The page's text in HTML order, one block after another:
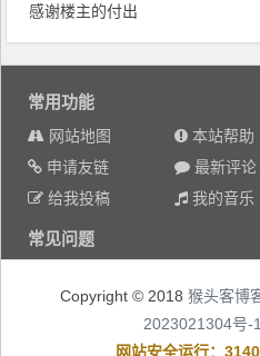
感谢楼主的付出
常用功能
网站地图 本站帮助
申请友链
最新评论
给我投稿
我的音乐
常见问题
Copyright © 2018 猴头客博
2023021304号-1
网站安全运行：